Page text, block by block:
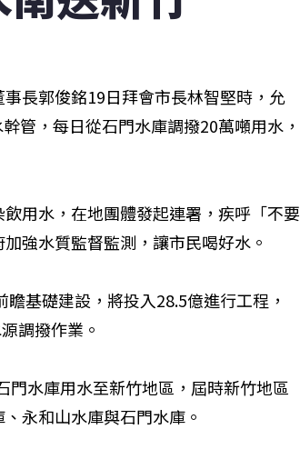
長郭俊銘19日拜會市長林智堅時，允
管，每日從石門水庫調撥20萬噸用水，
用水，在地團體發起連署，疾呼「不要
強水質監督監測，讓市民喝好水。
基礎建設，將投入28.5億進行工程，
調撥作業。
門水庫用水至新竹地區，屆時新竹地區
永和山水庫與石門水庫。